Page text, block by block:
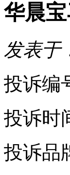
华晨
发表于
投诉编
投诉时
投诉品